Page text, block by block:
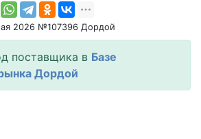
2026 №107396 Дордой
поставщика в Базе
Дордой